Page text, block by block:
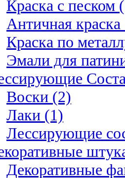
Краска с песком
Античная
Краска по
Эмали для
Воски (2)
Лаки (1)
Лессирующие
Декоративные